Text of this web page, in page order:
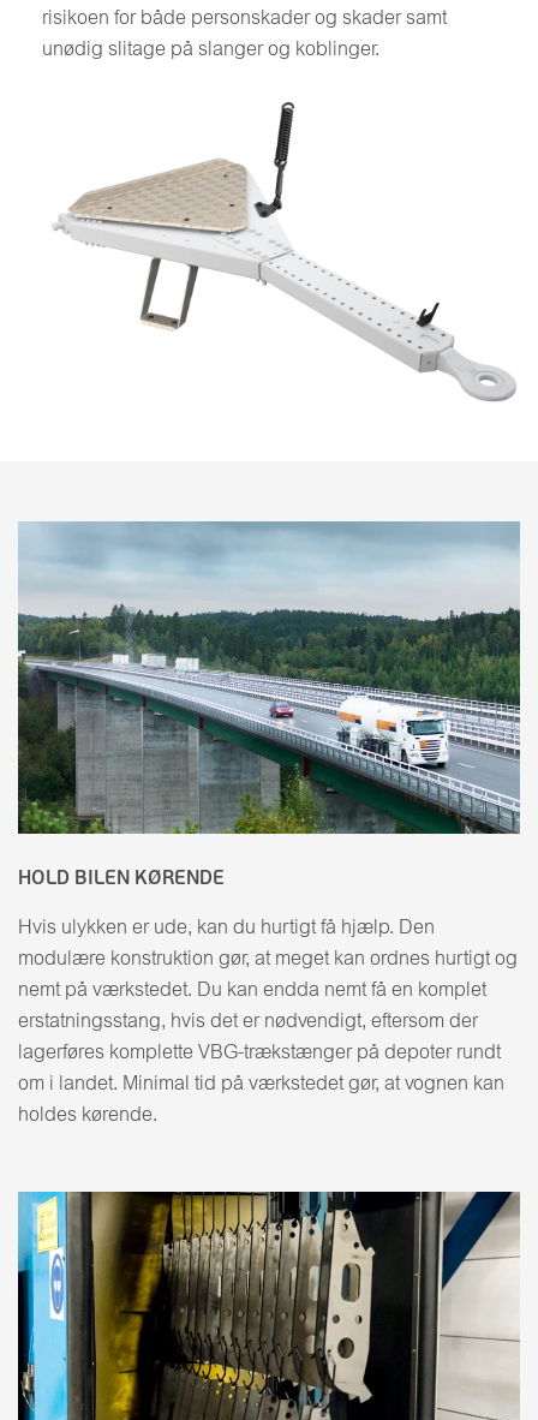
risikoen for både personskader og skader samt
unødig slitage på slanger og koblinger.
HOLD BILEN KØRENDE
Hvis ulykken er ude, kan du hurtigt få hjælp. Den
modulære konstruktion gør, at meget kan ordnes hurtigt og
nemt på værkstedet. Du kan endda nemt få en komplet
erstatningsstang, hvis det er nødvendigt, eftersom der
lagerføres komplette VBG-trækstænger på depoter rundt
om i landet. Minimal tid på værkstedet gør, at vognen kan
holdes kørende.